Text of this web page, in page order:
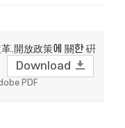
.開放政策에 關한 硏
PDF
Download